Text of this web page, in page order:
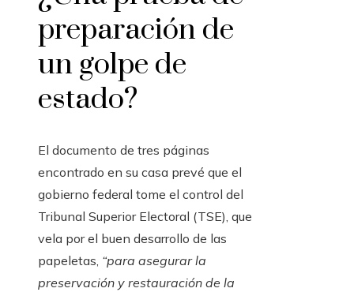
preparación de
un golpe de
estado?
El documento de tres páginas
encontrado en su casa prevé que el
gobierno federal tome el control del
Tribunal Superior Electoral (TSE), que
vela por el buen desarrollo de las
papeletas, “para asegurar la
preservación y restauración de la